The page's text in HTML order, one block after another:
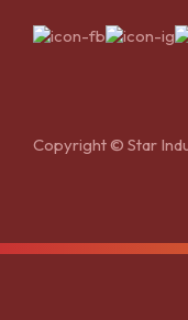
Copyright © Star